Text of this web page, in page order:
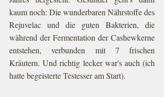
kaum noch: Die wunderbaren Nährstoffe des
Rejuvelac und die guten Bakterien, die
während der Fermentation der Cashewkerne
entstehen, verbunden mit 7 frischen
Kräutern. Und richtig lecker war's auch (ich
hatte begeisterte Testesser am Start).